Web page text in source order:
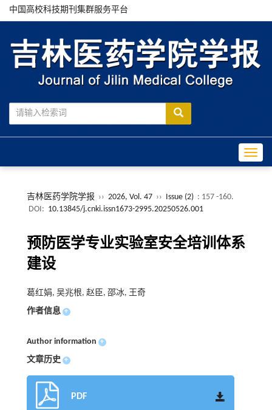
中国高校科技期刊集群服务平台
吉林医药学院学报 ›› 2026, Vol. 47 ›› Issue (2) : 157 -160.
DOI: 10.13845/j.cnki.issn1673-2995.20250526.001
预防医学专业实验室安全培训体系
建设
葛红娟, 吴兆根, 赵臣, 邵冰, 王奇
作者信息 +
Author information +
文章历史 +
PDF